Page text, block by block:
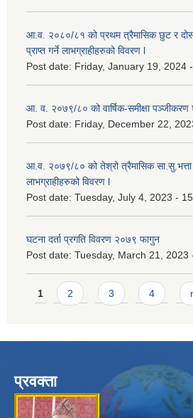
आ.व. २०८०/८१ को प्रथम त्रैमासिक छुट र
प्राप्त गर्ने लाभग्राहीहरुको विवरण l
Post date: Friday, January 19, 2024
आ. व. २०७९/८० को वार्षिक-समीक्षा पञ्जीकरण
Post date: Friday, December 22,
आ.व. २०७९/८० को तेश्रो त्रैमासिक सा.सु.भ‍त्ता
लाभग्राहीहरुको विवरण l
Post date: Tuesday, July 4, 2023 -
घटना दर्ता प्रगति विवरण २०७९ फागुन
Post date: Tuesday, March 21, 2023
Pages
1 2 3 4
प्रवक्ता